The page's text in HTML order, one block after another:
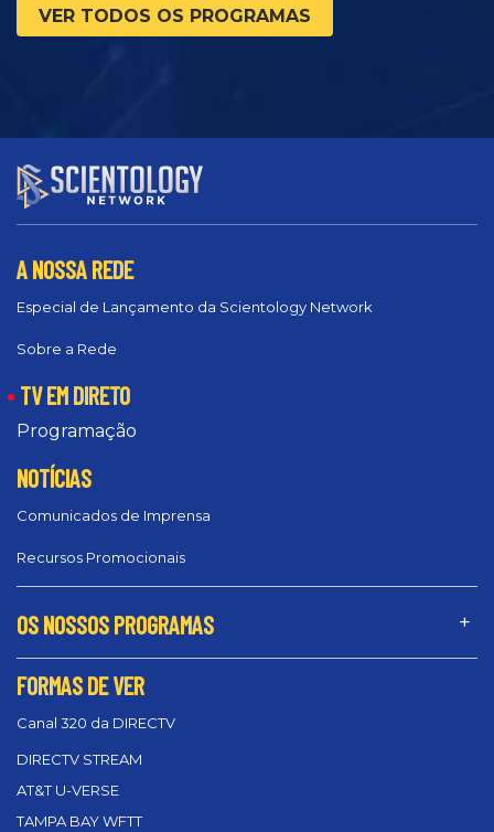
VER TODOS OS PROGRAMAS
A NOSSA REDE
Especial de Lançamento da Scientology Network
Sobre a Rede
TV EM DIRETO
Programação
NOTÍCIAS
Comunicados de Imprensa
Recursos Promocionais
OS NOSSOS PROGRAMAS
FORMAS DE VER
Canal 320 da DIRECTV
DIRECTV STREAM
AT&T U-VERSE
TAMPA BAY WFTT